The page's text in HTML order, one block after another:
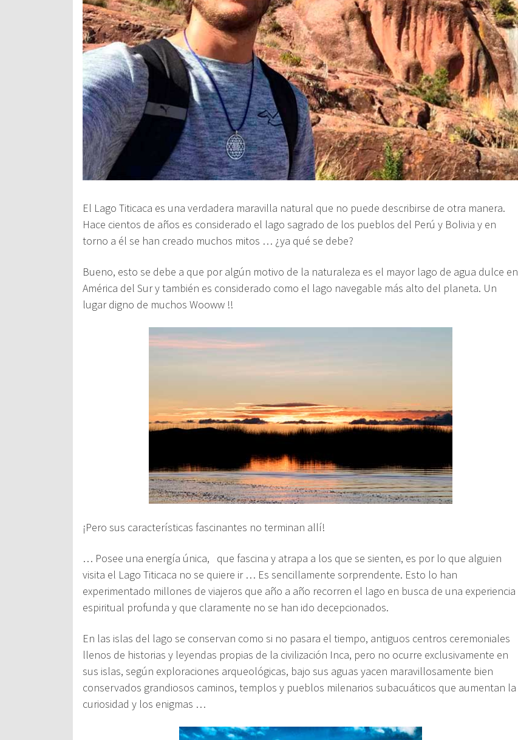
El Lago Titicaca es una verdadera maravilla natural que no puede describirse de otra manera.
Hace cientos de años es considerado el lago sagrado de los pueblos del Perú y Bolivia y en
torno a él se han creado muchos mitos … ¿ya qué se debe?
Bueno, esto se debe a que por algún motivo de la naturaleza es el mayor lago de agua dulce en
América del Sur y también es considerado como el lago navegable más alto del planeta. Un
lugar digno de muchos Wooww !!
¡Pero sus características fascinantes no terminan allí!
… Posee una energía única,
que fascina y atrapa a los que se sienten, es por lo que alguien
visita el Lago Titicaca no se quiere ir … Es sencillamente sorprendente. Esto lo han
experimentado millones de viajeros que año a año recorren el lago en busca de una experiencia
espiritual profunda y que claramente no se han ido decepcionados.
En las islas del lago se conservan como si no pasara el tiempo, antiguos centros ceremoniales
llenos de historias y leyendas propias de la civilización Inca, pero no ocurre exclusivamente en
sus islas, según exploraciones arqueológicas, bajo sus aguas yacen maravillosamente bien
conservados grandiosos caminos, templos y pueblos milenarios subacuáticos que aumentan la
curiosidad y los enigmas …